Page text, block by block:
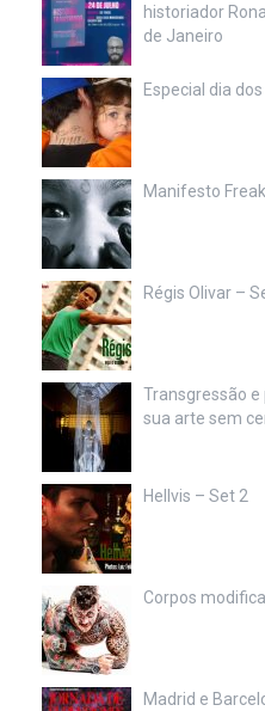
historiador
de Janeiro
Especial dia dos
Manifesto Freak
Régis Olivar –
Transgressão e
sua arte sem
Hellvis – Set 2
Corpos
Madrid e